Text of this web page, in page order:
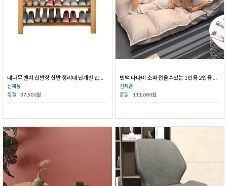
신제품
품절
37,500원
신제품
품절
111,000원